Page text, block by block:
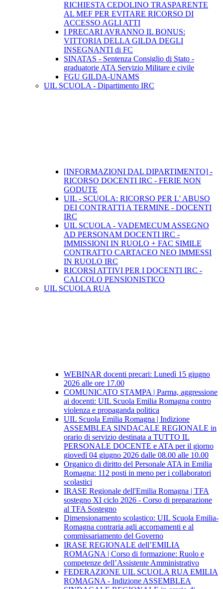
RICHIESTA CEDOLINO TRASPARENTE
AL MEF PER EVITARE RICORSO DI
ACCESSO AGLI ATTI
I PRECARI AVRANNO IL BONUS:
VITTORIA DELLA GILDA DEGLI
INSEGNANTI di FC
SINATAS - Sentenza Consiglio di Stato -
graduatorie ATA Servizio Militare e civile
FGU GILDA-UNAMS
UIL SCUOLA - Dipartimento IRC
[INFORMAZIONI DAL DIPARTIMENTO] -
RICORSO DOCENTI IRC - FERIE NON
GODUTE
UIL - SCUOLA: RICORSO PER L' ABUSO
DEI CONTRATTI A TERMINE - DOCENTI
IRC
UIL SCUOLA - VADEMECUM ASSEGNO
AD PERSONAM DOCENTI IRC -
IMMISSIONI IN RUOLO + FAC SIMILE
CONTRATTO CARTACEO NEO IMMESSI
IN RUOLO IRC
RICORSI ATTIVI PER I DOCENTI IRC -
CALCOLO PENSIONISTICO
UIL SCUOLA RUA
WEBINAR docenti precari: Lunedì 15 giugno
2026 alle ore 17.00
COMUNICATO STAMPA | Parma, aggressione
ai docenti: UIL Scuola Emilia Romagna contro
violenza e propaganda politica
UIL Scuola Emilia Romagna | Indizione
ASSEMBLEA SINDACALE REGIONALE in
orario di servizio destinata a TUTTO IL
PERSONALE DOCENTE e ATA per il giorno
giovedì 04 giugno 2026 dalle 08.00 alle 10.00
Organico di diritto del Personale ATA in Emilia
Romagna: 112 posti in meno per i collaboratori
scolastici
IRASE Regionale dell'Emilia Romagna | TFA
sostegno XI ciclo 2026 - Corso di preparazione
al TFA Sostegno
Dimensionamento scolastico: UIL Scuola Emilia-
Romagna contraria agli accorpamenti e al
commissariamento del Governo
IRASE REGIONALE dell’EMILIA
ROMAGNA | Corso di formazione: Ruolo e
competenze dell’Assistente Amministrativo
FEDERAZIONE UIL SCUOLA RUA EMILIA
ROMAGNA - Indizione ASSEMBLEA